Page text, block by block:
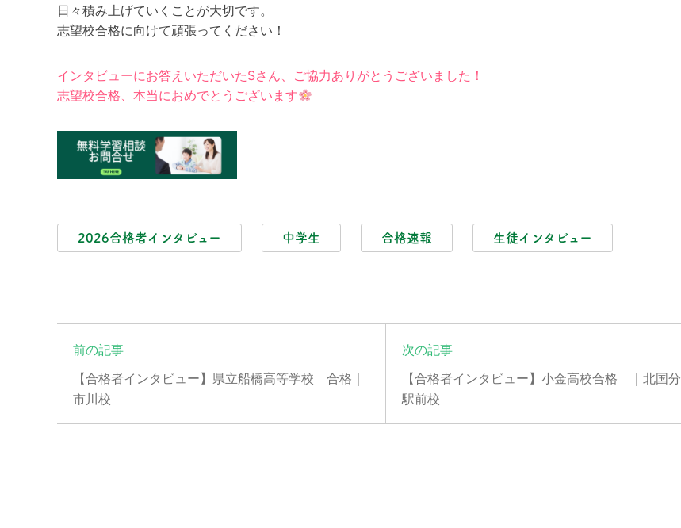
日々積み上げていくことが大切です。
志望校合格に向けて頑張ってください！
インタビューにお答えいただいたSさん、ご協力ありがとうございました！
志望校合格、本当におめでとうございます
2026合格者インタビュー 中学生 合格速報 生徒インタビュー
前の記事
【合格者インタビュー】県立船橋高等学校 合格｜
市川校
次の記事
【合格者インタビュー】小金高校合格 ｜北国分
駅前校